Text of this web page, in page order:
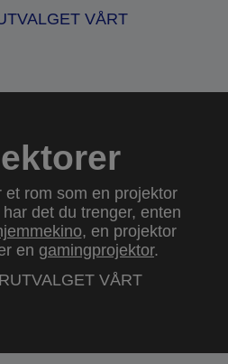
VÅRT
et rom som en projektor
det du trenger, enten
, en projektor
en gamingprojektor.
VÅRT